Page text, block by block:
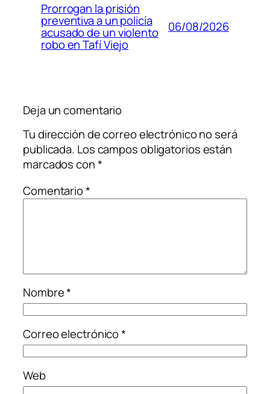
Prorrogan la prisión
preventiva a un policía
acusado de un violento
robo en Tafí Viejo
06/08/2026
Deja un comentario
Tu dirección de correo electrónico no será
publicada. Los campos obligatorios están
marcados con*
Comentario*
Nombre*
Correo electrónico*
Web